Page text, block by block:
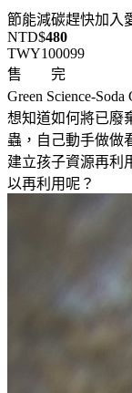
節能減碳趕快加入
NTD$480
TWY100099
售 完
Green Science-
想知道如何將已廢
蟲，自己動手做做
建立孩子資源再利
以再利用呢？